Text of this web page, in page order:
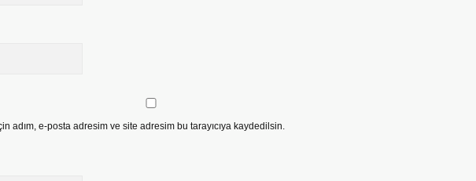
adım, e-posta adresim ve site adresim bu tarayıcıya kaydedilsin.